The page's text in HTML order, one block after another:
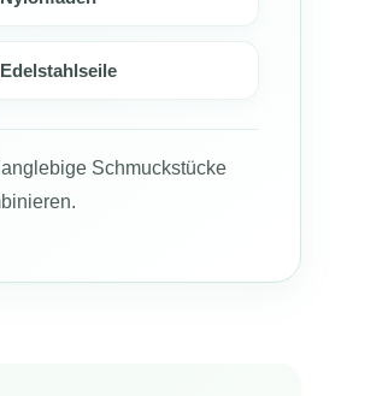
Edelstahlseile
Schmuckstücke